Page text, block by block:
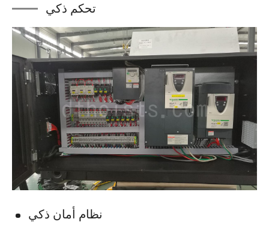
تحكم ذكي
نظام أمان ذكي